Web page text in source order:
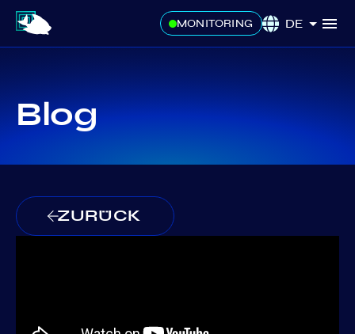
MONITORING DE
Blog
ZURÜCK